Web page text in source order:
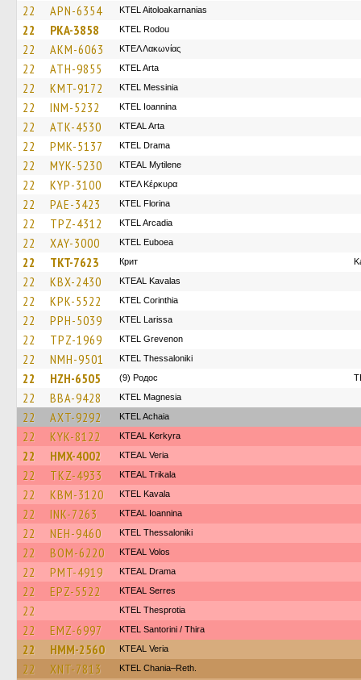
22 APN-6354 KTEL Aitoloakarnanias
22 PKA-3858 ΚΤΕL Rodou
22 AKM-6063 ΚΤΕΛ Λακωνίας
22 ATH-9855 KTEL Arta
22 KMT-9172 KTEL Messinia
22 INM-5232 KTEL Ioannina
22 ATK-4530 KTEAL Arta
22 PMK-5137 KTEL Drama
22 MYK-5230 KTEAL Mytilene
22 KYP-3100 ΚΤΕΛ Κέρκυρα
22 PAE-3423 KTEL Florina
22 TPZ-4312 KTEL Arcadia
22 XAY-3000 ΚΤΕL Euboea
22 TKT-7623 Крит
22 KBX-2430 KTEAL Kavalas
22 KPK-5522 KTEL Corinthia
22 PPH-5039 KTEL Larissa
22 TPZ-1969 ΚΤΕL Grevenon
22 NMH-9501 KTEL Thessaloniki
22 HZH-6505 (9) Родос
22 BBA-9428 ΚΤΕL Magnesia
22 AXT-9292 KTEL Achaia
22 KYK-8122 KTEAL Kerkyra
22 HMX-4002 KTEAL Veria
22 TKZ-4933 KTEAL Trikala
22 KBM-3120 KTEL Kavala
22 INK-7263 KTEAL Ioannina
22 NEH-9460 KTEL Thessaloniki
22 BOM-6220 KTEAL Volos
22 PMT-4919 KTEAL Drama
22 EPZ-5522 KTEAL Serres
22 KTEL Thesprotia
22 EMZ-6997 KTEL Santorini / Thira
22 HMM-2560 KTEAL Veria
22 XNT-7813 KTEL Chania–Reth.